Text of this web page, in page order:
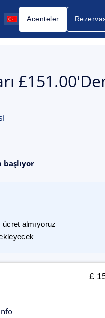
Acenteler
almıyoruz
£